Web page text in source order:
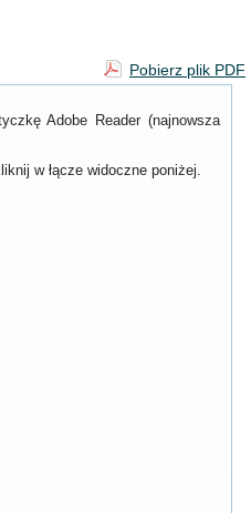
Pobierz plik PDF
Adobe Reader (najnowsza
w łącze widoczne poniżej.